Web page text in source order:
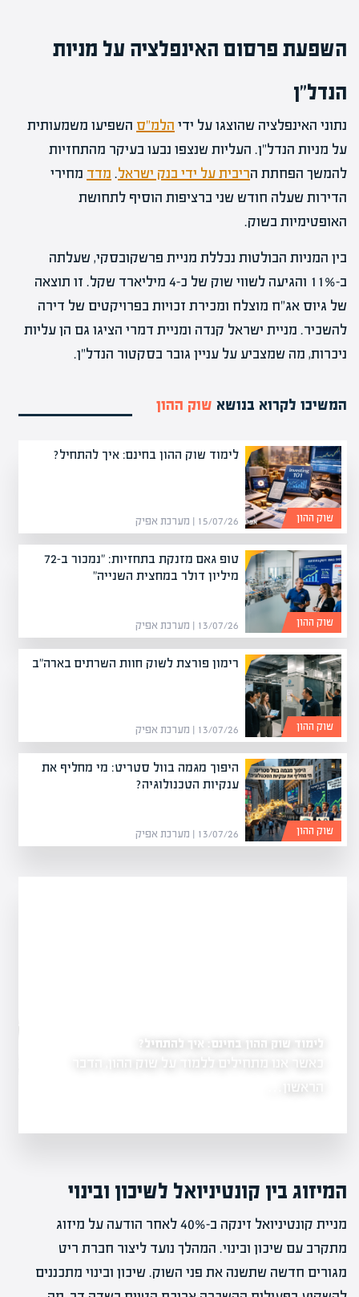
השפעת פרסום האינפלציה על מניות
הנדל"ן
נתוני האינפלציה שהוצגו על ידי הלמ"ס השפיעו משמעותית
על מניות הנדל"ן. העליות שנצפו נבעו בעיקר מהתחזיות
להמשך הפחתת הריבית על ידי בנק ישראל. מדד מחירי
הדירות שעלה חודש שני ברציפות הוסיף לתחושת
האופטימיות בשוק.
בין המניות הבולטות נכללת מניית פרשקובסקי, שעלתה
ב-11% והגיעה לשווי שוק של כ-4 מיליארד שקל. זו תוצאה
של גיוס אג"ח מוצלח ומכירת זכויות בפרויקטים של דירה
להשכיר. מניית ישראל קנדה ומניית דמרי הציגו גם הן עליות
ניכרות, מה שמצביע על עניין גובר בסקטור הנדל"ן.
המשיכו לקרוא בנושא שוק ההון
לימוד שוק ההון בחינם: איך להתחיל?
15/07/26 | מערכת אפיק שוק ההון
טופ גאם מזנקת בתחזיות: "נמכור ב-72
מיליון דולר במחצית השנייה"
13/07/26 | מערכת אפיק שוק ההון
רימון פורצת לשוק חוות השרתים בארה"ב
13/07/26 | מערכת אפיק שוק ההון
היפוך מגמה בוול סטריט: מי מחליף את
ענקיות הטכנולוגיה?
13/07/26 | מערכת אפיק שוק ההון
מדריך למתחילים
לימוד שוק ההון בחינם: איך להתחיל?
כאשר אנו מתחילים ללמוד על שוק ההון, הדבר
הראשון…
המיזוג בין קונטיניואל לשיכון ובינוי
מניית קונטיניואל זינקה ב-40% לאחר הודעה על מיזוג
מתקרב עם שיכון ובינוי. המהלך נועד ליצור חברת ריט
מגורים חדשה שתשנה את פני השוק. שיכון ובינוי מתכננים